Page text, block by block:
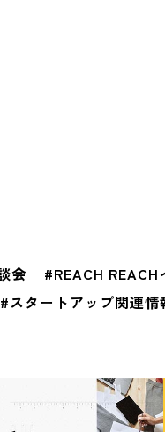
会 #REACH REACH
#スタートアップ関連情